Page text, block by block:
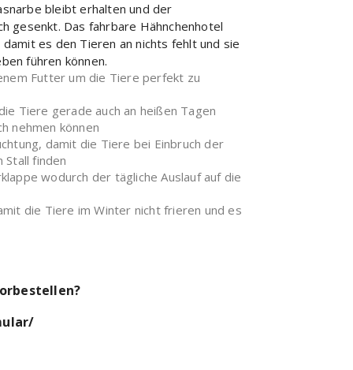
bleibt erhalten und der
gesenkt. Das fahrbare Hähnchenhotel
es den Tieren an nichts fehlt und sie
führen können.
Futter um die Tiere perfekt zu
Tiere gerade auch an heißen Tagen
nehmen können
damit die Tiere bei Einbruch der
Stall finden
wodurch der tägliche Auslauf auf die
die Tiere im Winter nicht frieren und es